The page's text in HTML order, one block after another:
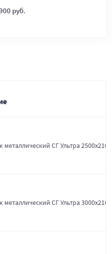
руб.
металлический СГ Ультра
металлический СГ Ультра